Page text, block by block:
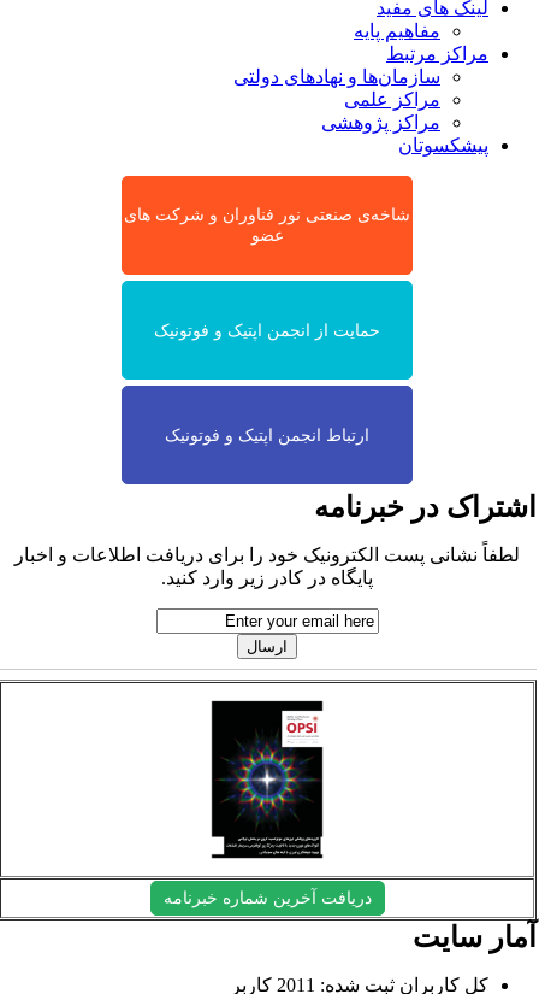
لینک های مفید
مفاهیم پایه
مراکز مرتبط
سازمان‌ها و نهادهای دولتی
مراکز علمی
مراکز پژوهشی
پیشکسوتان
شاخه‌ی صنعتی نور فناوران و شرکت های
عضو
حمایت از انجمن اپتیک و فوتونیک
ارتباط انجمن اپتیک و فوتونیک
در خبرنامه
لطفاً نشانی پست الکترونیک خود را برای دریافت اطلاعات و اخبار
پایگاه در کادر زیر وارد کنید.
دریافت آخرین شماره خبرنامه
سایت
کل کاربران ثبت شده: 2011 کاربر